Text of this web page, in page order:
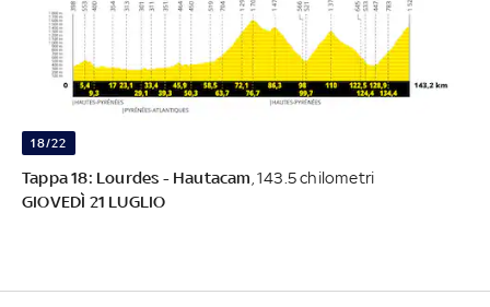
18/22
Tappa 18: Lourdes - Hautacam , 143.5 chilometri
GIOVEDÌ 21 LUGLIO